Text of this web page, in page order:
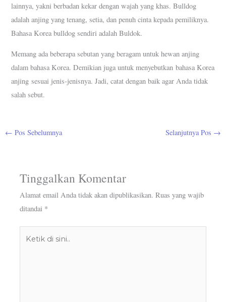
lainnya, yakni berbadan kekar dengan wajah yang khas. Bulldog
adalah anjing yang tenang, setia, dan penuh cinta kepada pemiliknya.
Bahasa Korea bulldog sendiri adalah Buldok.
Memang ada beberapa sebutan yang beragam untuk hewan anjing
dalam bahasa Korea. Demikian juga untuk menyebutkan bahasa Korea
anjing sesuai jenis-jenisnya. Jadi, catat dengan baik agar Anda tidak
salah sebut.
← Pos Sebelumnya Selanjutnya Pos →
Tinggalkan Komentar
Alamat email Anda tidak akan dipublikasikan. Ruas yang wajib
ditandai *